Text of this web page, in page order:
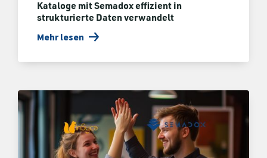
Kataloge mit Semadox effizient in
strukturierte Daten verwandelt
Mehr lesen